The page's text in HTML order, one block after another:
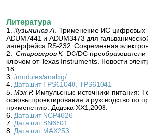
Литература
1.Кузьминов A . Применение ИС цифровых
ADUM7441 и ADUM3473 для
интерфейса RS-232. Современная
2.Староверов К. DC/DC-
ключом от Texas Instruments. Новости
18.
3./modules/analog/
4. Даташит TPS61040, TPS61041
5.Мэк Р. Импульсные источники питания:
основы проектирования и руководство по
применению. Додэка-ХХ1,2008.
6. Даташит NCP4626
7. Даташит SN6501
8. Даташит МАХ253